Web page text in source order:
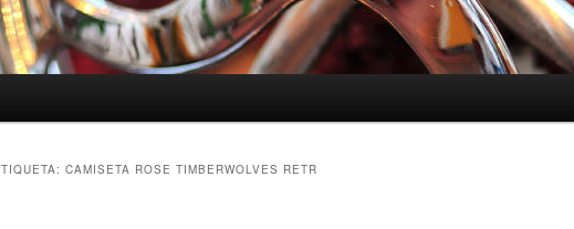
CAMISETA ROSE TIMBERWOLVES RETR